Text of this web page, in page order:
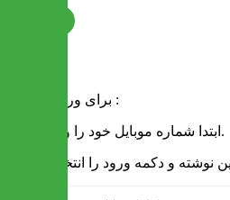
برای ورود به سایت :
1 - ابتدا شماره موبایل خود را وارد کنید.